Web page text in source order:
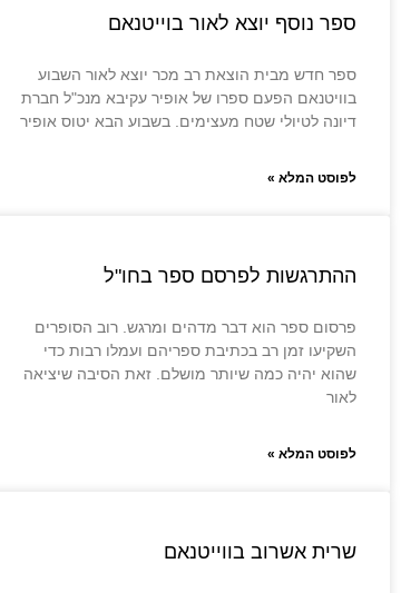
ספר נוסף יוצא לאור בוייטנאם
ספר חדש מבית הוצאת רב מכר יוצא לאור השבוע
בוויטנאם הפעם ספרו של אופיר עקיבא מנכ"ל חברת
דיונה לטיולי שטח מעצימים. בשבוע הבא יטוס אופיר
לפוסט המלא »
ההתרגשות לפרסם ספר בחו"ל
פרסום ספר הוא דבר מדהים ומרגש. רוב הסופרים
השקיעו זמן רב בכתיבת ספריהם ועמלו רבות כדי
שהוא יהיה כמה שיותר מושלם. זאת הסיבה שיציאה
לאור
לפוסט המלא »
שרית אשרוב בווייטנאם